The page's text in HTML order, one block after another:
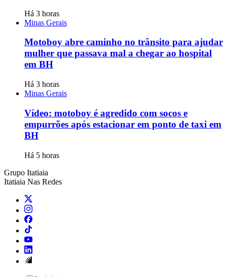
Há 3 horas
Minas Gerais
Motoboy abre caminho no trânsito para ajudar
mulher que passava mal a chegar ao hospital
em BH
Há 3 horas
Minas Gerais
Vídeo: motoboy é agredido com socos e
empurrões após estacionar em ponto de taxi em
BH
Há 5 horas
Grupo Itatiaia
Itatiaia Nas Redes